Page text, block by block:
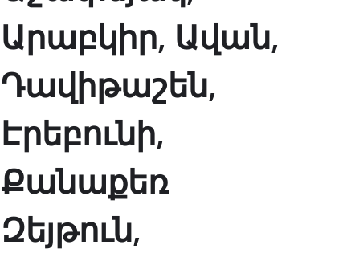
Արաբկիր, Ավան,
Դավիթաշեն,
Էրեբունի,
Քանաքեռ
Զեյթուն,